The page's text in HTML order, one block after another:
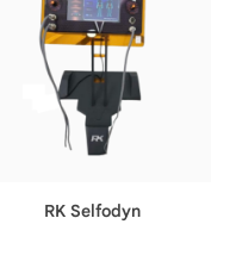
RK Selfodyn